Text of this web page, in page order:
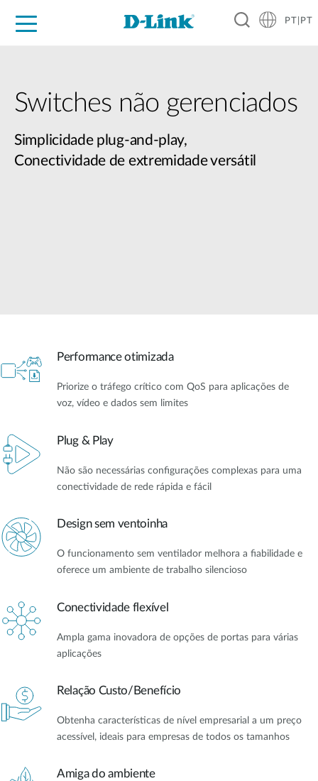
PT|PT
Switches não gerenciados
Simplicidade plug-and-play,
Conectividade de extremidade versátil
Performance otimizada
Priorize o tráfego crítico com QoS para aplicações de
voz, vídeo e dados sem limites
Plug & Play
Não são necessárias configurações complexas para uma
conectividade de rede rápida e fácil
Design sem ventoinha
O funcionamento sem ventilador melhora a fiabilidade e
oferece um ambiente de trabalho silencioso
Conectividade flexível
Ampla gama inovadora de opções de portas para várias
aplicações
Relação Custo/Benefício
Obtenha características de nível empresarial a um preço
acessível, ideais para empresas de todos os tamanhos
Amiga do ambiente